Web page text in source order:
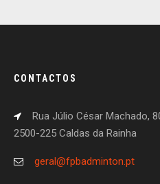
CONTACTOS
Rua Júlio César Machado,
2500-225 Caldas da Rainha
geral@fpbadminton.pt